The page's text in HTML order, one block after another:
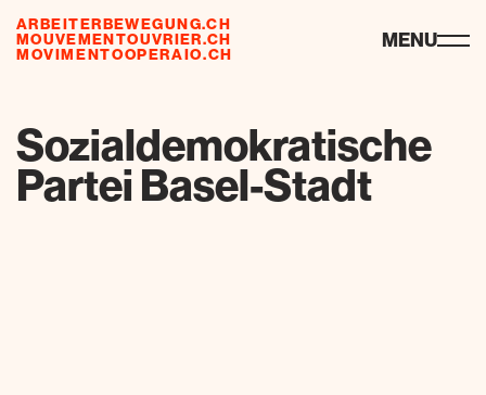
ARBEITERBEWEGUNG.CH
MOUVEMENTOUVRIER.CH
MOVIMENTOOPERAIO.CH
ressourcen MENU
Sozialdemokratische
Partei Basel-Stadt